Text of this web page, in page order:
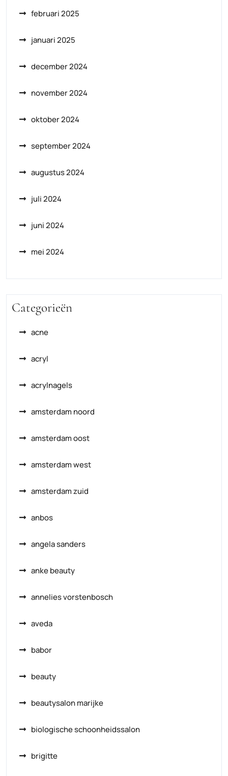
februari 2025
januari 2025
december 2024
november 2024
oktober 2024
september 2024
augustus 2024
juli 2024
juni 2024
mei 2024
Categorieën
acne
acryl
acrylnagels
amsterdam noord
amsterdam oost
amsterdam west
amsterdam zuid
anbos
angela sanders
anke beauty
annelies vorstenbosch
aveda
babor
beauty
beautysalon marijke
biologische schoonheidssalon
brigitte